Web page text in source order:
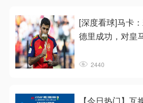
[深度看球]马卡
德里成功，对皇
2440